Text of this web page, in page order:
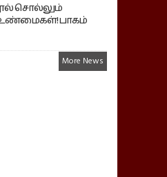
சொல்லும்
உண்மைகள்! பாகம்
More News